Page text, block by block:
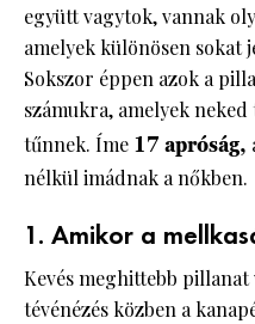
együtt vagytok, vannak
amelyek különösen sokat
Sokszor éppen azok a
számukra, amelyek
tűnnek. Íme 17 apróság,
nélkül imádnak a nőkben.
1. Amikor a
Kevés meghittebb
tévénézés közben a